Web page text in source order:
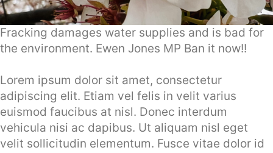
Fracking damages water supplies and is bad for
the environment. Ewen Jones MP Ban it now!!
Lorem ipsum dolor sit amet, consectetur
adipiscing elit. Etiam vel felis in velit varius
euismod faucibus at nisl. Donec interdum
vehicula nisi ac dapibus. Ut aliquam nisl eget
velit sollicitudin elementum. Fusce vitae dolor id